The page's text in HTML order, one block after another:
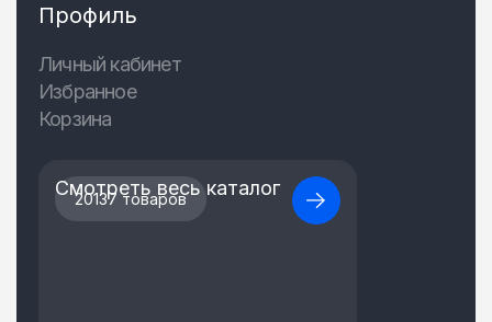
Профиль
Личный кабинет
Избранное
Корзина
20137 товаров
Смотреть весь каталог